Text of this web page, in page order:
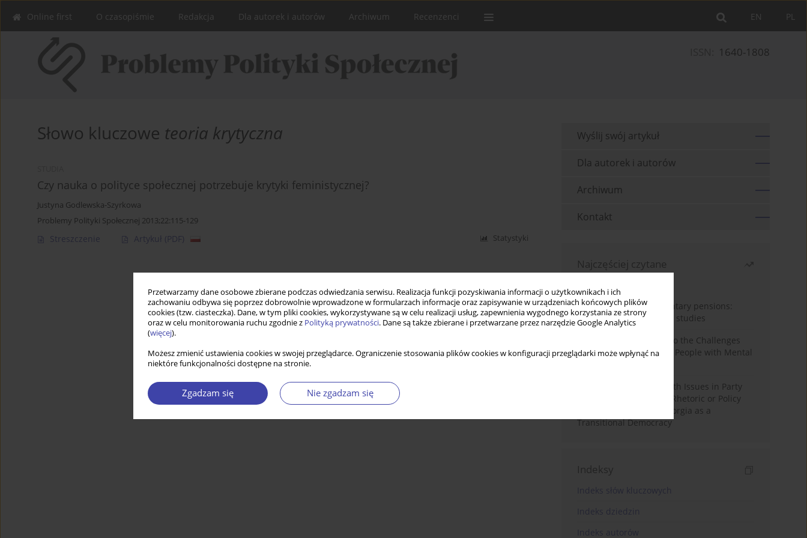
Przetwarzamy dane osobowe zbierane podczas odwiedzania serwisu. Realizacja funkcji pozyskiwania informacji o użytkownikach i ich
zachowaniu odbywa się poprzez dobrowolnie wprowadzone w formularzach informacje oraz zapisywanie w urządzeniach końcowych plików
cookies (tzw. ciasteczka). Dane, w tym pliki cookies, wykorzystywane są w celu realizacji usług, zapewnienia wygodnego korzystania ze strony
oraz w celu monitorowania ruchu zgodnie z Polityką prywatności. Dane są także zbierane i przetwarzane przez narzędzie Google Analytics
(więcej).
Możesz zmienić ustawienia cookies w swojej przeglądarce. Ograniczenie stosowania plików cookies w konfiguracji przeglądarki może wpłynąć na
niektóre funkcjonalności dostępne na stronie.
Zgadzam się Nie zgadzam się
PL
EN
Online first O czasopiśmie Redakcja Dla autorek i autorów Archiwum Recenzenci
1640-1808
Słowo kluczowe teoria krytyczna
Czy nauka o polityce społecznej potrzebuje krytyki feministycznej?
Justyna Godlewska-Szyrkowa
Problemy Polityki Społecznej 2013;22:115-129
Streszczenie Artykuł (PDF) Statystyki
Wyślij swój artykuł
Dla autorek i autorów
Archiwum
Kontakt
Najczęściej czytane
Auto-enrolment in voluntary pensions:
Comparative OECD case studies
Bibliometric Insights into the Challenges
and Needs of Homeless People with Mental
The Politicisation of Youth Issues in Party
Programmes: Symbolic Rhetoric or Policy
Priority? The Case of Georgia as a
Transitional Democracy
Indeksy
Indeks słów kluczowych
Indeks dziedzin
Indeks autorów